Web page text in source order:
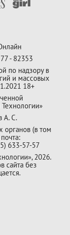
- 82353
по надзору в
и массовых
18+
А. С.
органов (в том
633-57-57
2026.
сайта без